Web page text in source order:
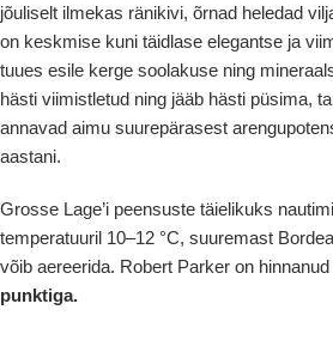
jõuliselt ilmekas ränikivi, õrnad heledad
on keskmise kuni täidlase elegantse ja
tuues esile kerge soolakuse ning
hästi viimistletud ning jääb hästi püsima,
annavad aimu suurepärasest
aastani.
Grosse Lage’i peensuste täielikuks
temperatuuril 10–12 °C, suuremast
võib aereerida. Robert Parker on
punktiga.